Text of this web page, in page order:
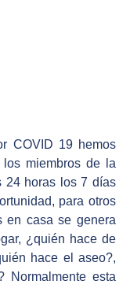
COVID 19 hemos
miembros de la
24 horas los 7 días
para otros
en casa se genera
¿quién hace de
hace el aseo?,
esta